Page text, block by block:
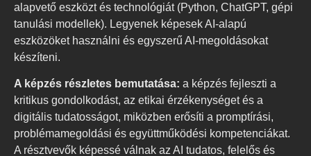
alapvető eszközt és technológiát (Python, ChatGPT, gépi
tanulási modellek). Legyenek képesek AI-alapú
eszközöket használni és egyszerű AI-megoldásokat
készíteni.
A képzés részletes bemutatása: a képzés fejleszti a
kritikus gondolkodást, az etikai érzékenységet és a
digitális tudatosságot, miközben erősíti a promptírási,
problémamegoldási és együttműködési kompetenciákat.
A résztvevők képessé válnak az AI tudatos, felelős és